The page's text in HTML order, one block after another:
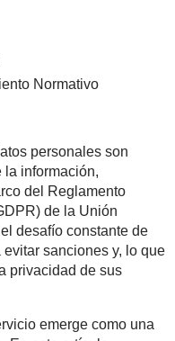
Normativo
personales son
la información,
del Reglamento
de la Unión
desafío constante de
sanciones y, lo que
privacidad de sus
emerge como una